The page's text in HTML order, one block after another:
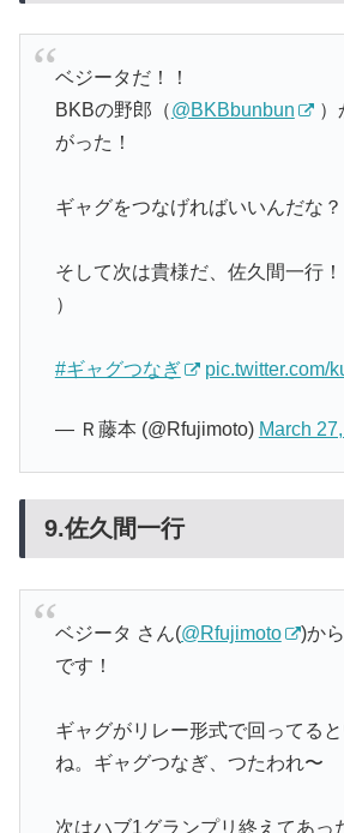
ベジータだ！！
BKBの野郎（@BKBbunbun
）
がった！
ギャグをつなげればいいんだな？
そして次は貴様だ、佐久間一行！
）
#ギャグつなぎ pic.twitter.com/
— Ｒ藤本 (@Rfujimoto) March
9.佐久間一行
ベジータ さん(@Rfujimoto
)か
です！
ギャグがリレー形式で回ってる
ね。ギャグつなぎ、つたわれ〜
次はハブ1グランプリ終えてあっ